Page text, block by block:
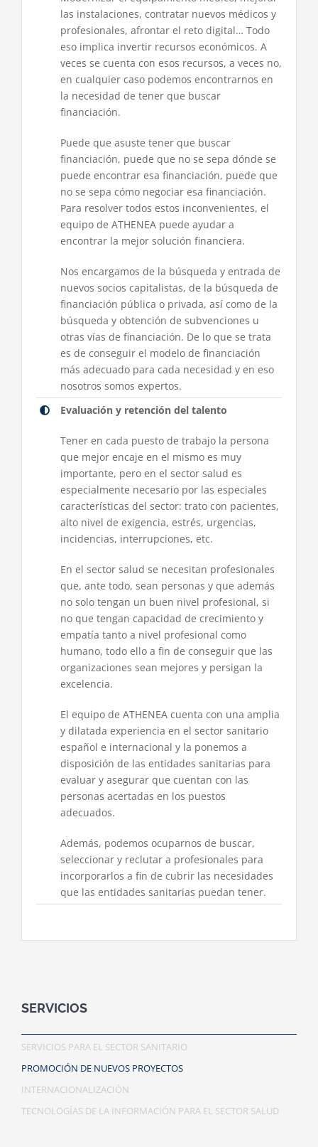
las instalaciones, contratar nuevos médicos y
profesionales, afrontar el reto digital… Todo
eso implica invertir recursos económicos. A
veces se cuenta con esos recursos, a veces no,
en cualquier caso podemos encontrarnos en
la necesidad de tener que buscar
financiación.
Puede que asuste tener que buscar
financiación, puede que no se sepa dónde se
puede encontrar esa financiación, puede que
no se sepa cómo negociar esa financiación.
Para resolver todos estos inconvenientes, el
equipo de ATHENEA puede ayudar a
encontrar la mejor solución financiera.
Nos encargamos de la búsqueda y entrada de
nuevos socios capitalistas, de la búsqueda de
financiación pública o privada, así como de la
búsqueda y obtención de subvenciones u
otras vías de financiación. De lo que se trata
es de conseguir el modelo de financiación
más adecuado para cada necesidad y en eso
nosotros somos expertos.
Evaluación y retención del talento
Tener en cada puesto de trabajo la persona
que mejor encaje en el mismo es muy
importante, pero en el sector salud es
especialmente necesario por las especiales
características del sector: trato con pacientes,
alto nivel de exigencia, estrés, urgencias,
incidencias, interrupciones, etc.
En el sector salud se necesitan profesionales
que, ante todo, sean personas y que además
no solo tengan un buen nivel profesional, si
no que tengan capacidad de crecimiento y
empatía tanto a nivel profesional como
humano, todo ello a fin de conseguir que las
organizaciones sean mejores y persigan la
excelencia.
El equipo de ATHENEA cuenta con una amplia
y dilatada experiencia en el sector sanitario
español e internacional y la ponemos a
disposición de las entidades sanitarias para
evaluar y asegurar que cuentan con las
personas acertadas en los puestos
adecuados.
Además, podemos ocuparnos de buscar,
seleccionar y reclutar a profesionales para
incorporarlos a fin de cubrir las necesidades
que las entidades sanitarias puedan tener.
SERVICIOS
SERVICIOS PARA EL SECTOR SANITARIO
PROMOCIÓN DE NUEVOS PROYECTOS
INTERNACIONALIZACIÓN
TECNOLOGÍAS DE LA INFORMACIÓN PARA EL SECTOR SALUD